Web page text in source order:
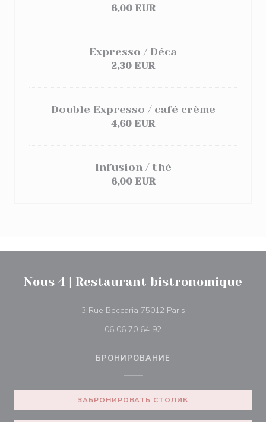
6,00 EUR
Expresso / Déca
2,30 EUR
Double Expresso / café crème
4,60 EUR
Infusion / thé
6,00 EUR
Nous 4 | Restaurant bistronomique
3 Rue Beccaria 75012 Paris((открывается в
06 06 70 64 92
БРОНИРОВАНИЕ
ЗАБРОНИРОВАТЬ СТОЛИК